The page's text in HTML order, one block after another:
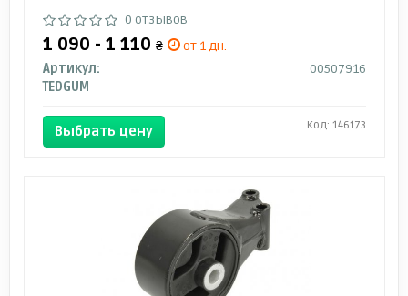
0 отзывов
1 090 - 1 110 ₴
от 1 дн.
Артикул:
00507916
TEDGUM
Выбрать цену Код: 146173